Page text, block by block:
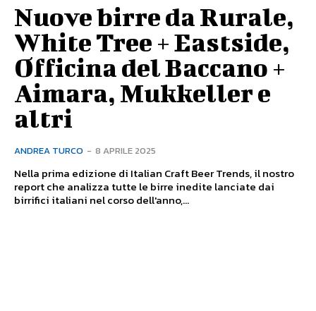
Nuove birre da Rurale,
White Tree + Eastside,
Officina del Baccano +
Aimara, Mukkeller e
altri
ANDREA TURCO - 8 APRILE 2025
Nella prima edizione di Italian Craft Beer Trends, il nostro
report che analizza tutte le birre inedite lanciate dai
birrifici italiani nel corso dell'anno,...